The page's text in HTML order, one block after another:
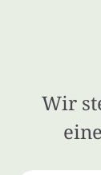
Wir